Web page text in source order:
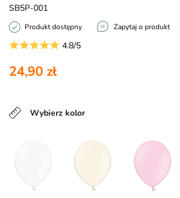
SB5P-001
Produkt dostępny Zapytaj o produkt
4.8/5
24,90 zł
Wybierz kolor